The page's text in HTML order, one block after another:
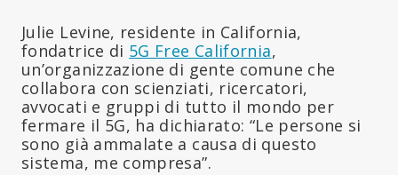
Julie Levine, residente in California,
fondatrice di 5G Free California,
un’organizzazione di gente comune che
collabora con scienziati, ricercatori,
avvocati e gruppi di tutto il mondo per
fermare il 5G, ha dichiarato: “Le persone si
sono già ammalate a causa di questo
sistema, me compresa”.